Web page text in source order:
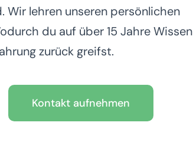
Wir lehren unseren persönlichen
du auf über 15 Jahre Wissen
zurück greifst.
Kontakt aufnehmen